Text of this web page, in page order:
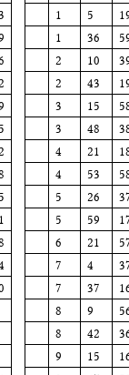
1 5
1 36
2 10
2 43
3 15
3 48
4 21
4 53
5 26
5 59
6 21
7 4
7 37
8 9
8 42
9 15